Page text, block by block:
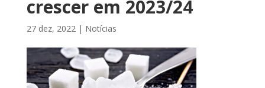
crescer em 2023/24
27 dez, 2022| Notícias